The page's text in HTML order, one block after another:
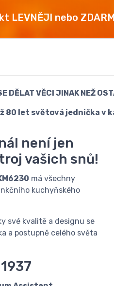
LEVNĚJI nebo
DĚLAT VĚCI JINAK NEŽ
80 let světová jednička v
není jen
vašich snů!
má všechny
kuchyňského
své kvalitě a designu se
a postupně celého světa